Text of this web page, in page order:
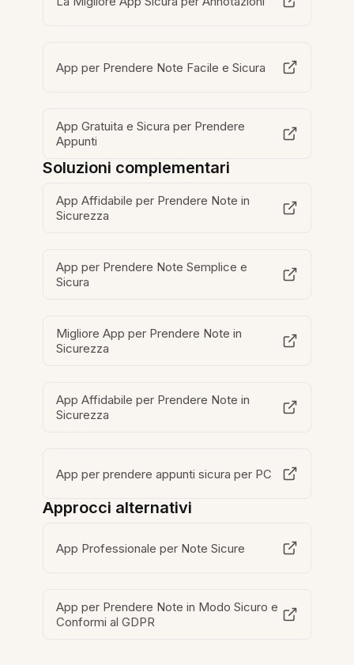
App per Prendere Note Facile e Sicura
App Gratuita e Sicura per Prendere
Appunti
Soluzioni complementari
App Affidabile per Prendere Note in
Sicurezza
App per Prendere Note Semplice e
Sicura
Migliore App per Prendere Note in
Sicurezza
App Affidabile per Prendere Note in
Sicurezza
App per prendere appunti sicura per PC
Approcci alternativi
App Professionale per Note Sicure
App per Prendere Note in Modo Sicuro e
Conformi al GDPR